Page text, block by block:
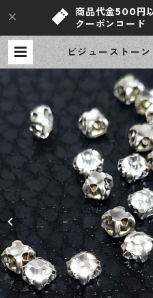
商品代金500円
クーポンコー
ビジューストー
ルバー 石座 50粒
ラインストーン
サリーパーツ